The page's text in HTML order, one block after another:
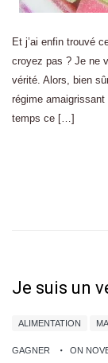
Et j’ai enfin trouvé
croyez pas ? Je ne
vérité. Alors, bien
régime
temps ce […]
Je suis un
ALIMENTATION
GAGNER ON